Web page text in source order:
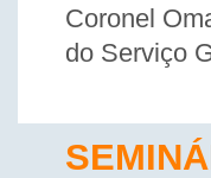
Coronel
do Serviço